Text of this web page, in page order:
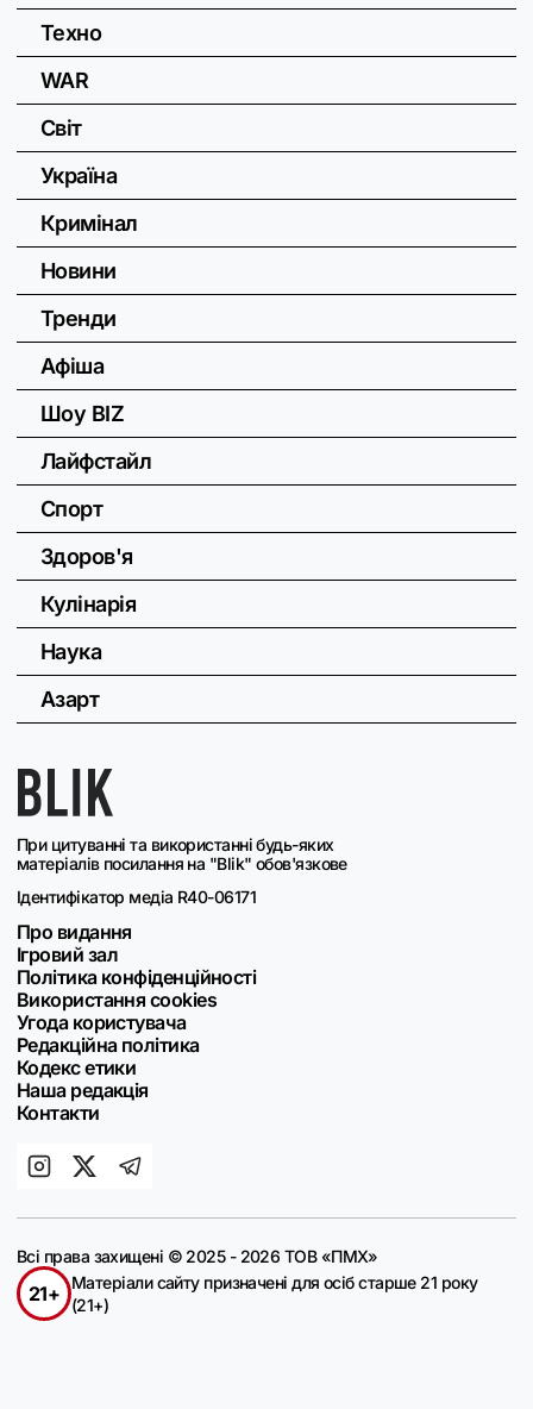
При цитуванні та використанні будь-яких
матеріалів посилання на "Blik" обов'язкове
Ідентифікатор медіа R40-06171
Про видання
Ігровий зал
Політика конфіденційності
Використання cookies
Угода користувача
Редакційна політика
Кодекс етики
Наша редакція
Контакти
Техно
WAR
Світ
Україна
Кримінал
Новини
Тренди
Афіша
Шоу BIZ
Лайфстайл
Спорт
Здоров'я
Кулінарія
Наука
Азарт
Всі права захищені © 2025 - 2026 ТОВ «ПМХ»
21+
Матеріали сайту призначені для осіб старше 21 року
(21+)